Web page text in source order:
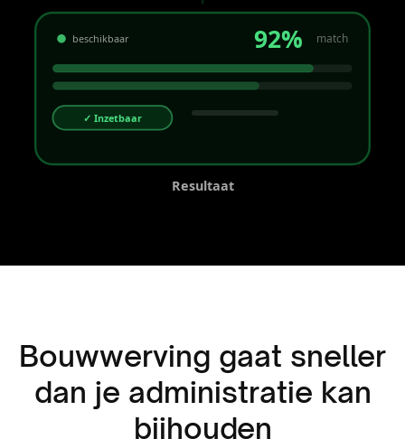
beschikbaar 92% match
✓ Inzetbaar
Resultaat
Bouwwerving gaat sneller
dan je administratie kan
bijhouden